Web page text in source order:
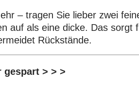
– tragen Sie lieber zwei
auf als eine dicke. Das sorgt
Rückstände.
gespart > > >